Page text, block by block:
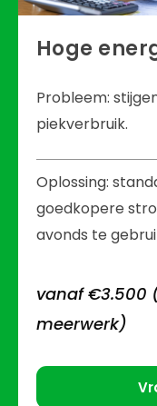
Hoge
Probleem:
piekverbruik.
Oplossing:
goedkopere
avonds te
vanaf €3.500
meerwerk)